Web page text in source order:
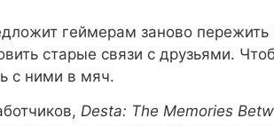
геймерам заново пережить
старые связи с друзьями.
с ними в мяч.
Desta: The Memories